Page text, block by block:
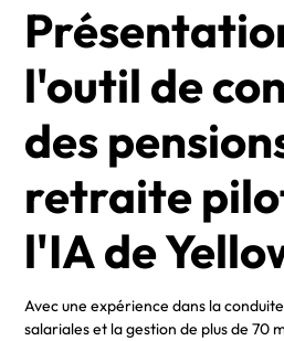
l'outil de
des
retraite
l'IA de
Avec une expérience dans la
salariales et la gestion de plus de 70